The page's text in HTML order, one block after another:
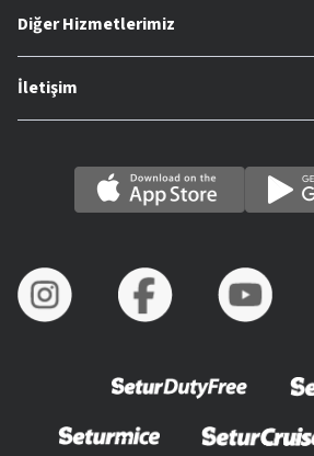
Diğer Hizmetlerimiz
İletişim